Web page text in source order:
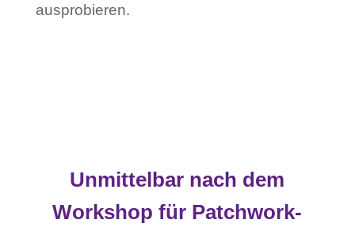
ausprobieren.
Unmittelbar nach dem
Workshop für Patchwork-